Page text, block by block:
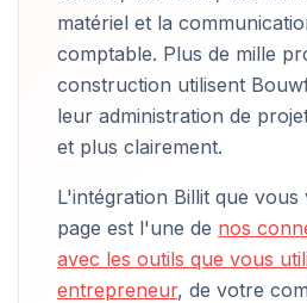
matériel et la
comptable. Plus de mille
construction utilisent
leur administration de
et plus clairement.
L'intégration Billit que
page est l'une de nos
avec les outils que vous
entrepreneur, de votre